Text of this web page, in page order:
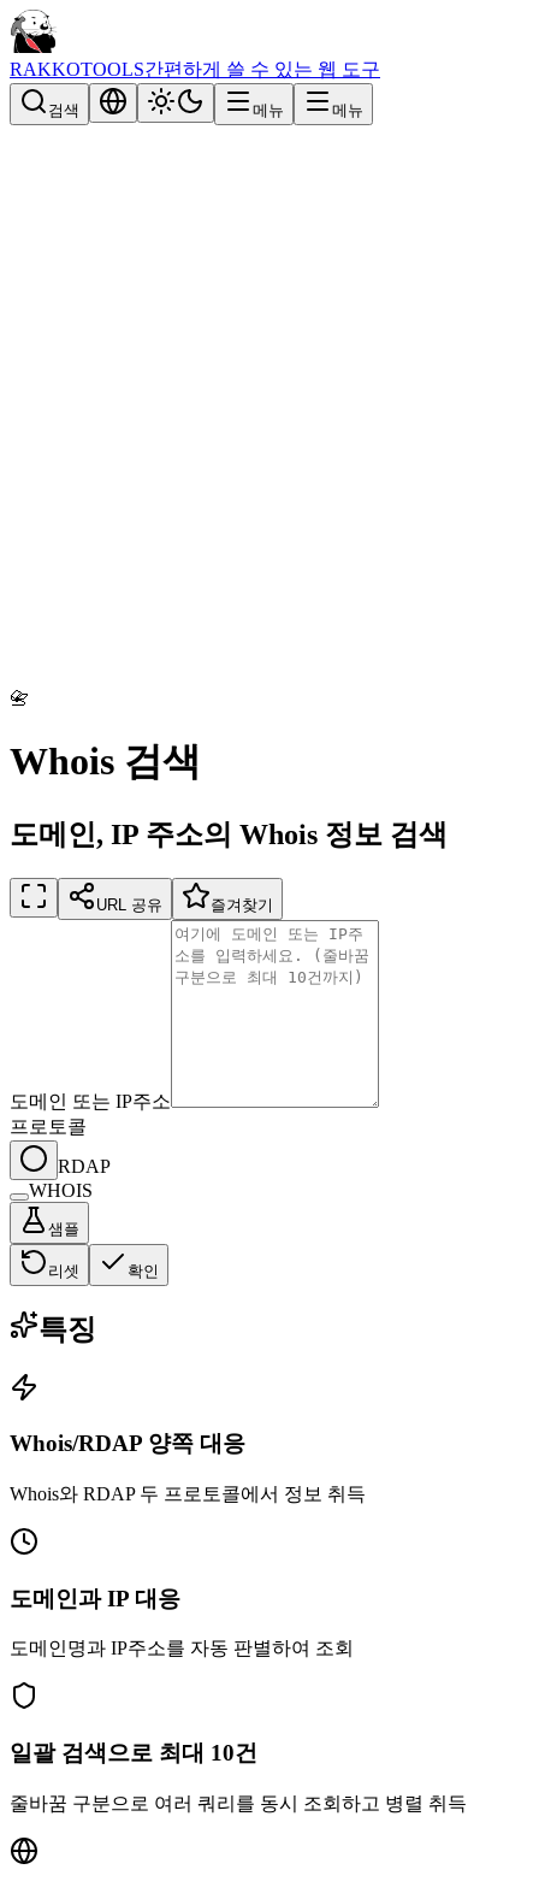
RAKKOTOOLS간편하게 쓸 수 있는 웹 도구
검색 메뉴 메뉴
📇
Whois 검색
도메인, IP 주소의 Whois 정보 검색
URL 공유 즐겨찾기
도메인 또는 IP주소
프로토콜
RDAP
WHOIS
샘플
리셋 확인
특징
Whois/RDAP 양쪽 대응
Whois와 RDAP 두 프로토콜에서 정보 취득
도메인과 IP 대응
도메인명과 IP주소를 자동 판별하여 조회
일괄 검색으로 최대 10건
줄바꿈 구분으로 여러 쿼리를 동시 조회하고 병렬 취득